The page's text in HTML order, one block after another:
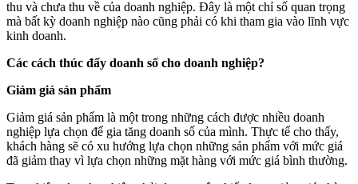
thu và chưa thu về của doanh nghiệp. Đây là một chỉ số quan trọng
mà bất kỳ doanh nghiệp nào cũng phải có khi tham gia vào lĩnh vực
kinh doanh.
Các cách thúc đẩy doanh số cho doanh nghiệp?
Giảm giá sản phẩm
Giảm giá sản phẩm là một trong những cách được nhiều doanh
nghiệp lựa chọn để gia tăng doanh số của mình. Thực tế cho thấy,
khách hàng sẽ có xu hướng lựa chọn những sản phẩm với mức giá
đã giảm thay vì lựa chọn những mặt hàng với mức giá bình thường.